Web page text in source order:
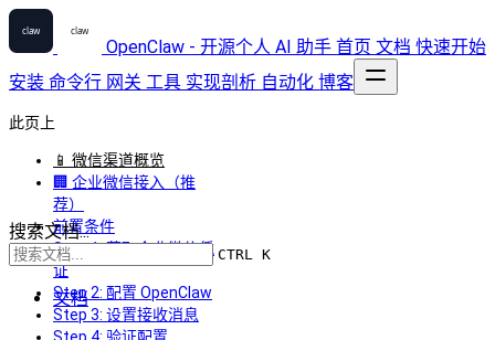
OpenClaw - 开源个人 AI 助手 首页 文档 快速开始
安装 命令行 网关 工具 实现剖析 自动化 博客
搜索文档...
CTRL K
文档
此页上
📱 微信渠道概览
🏢 企业微信接入（推
荐）
前置条件
Step 1: 获取企业微信凭
证
Step 2: 配置 OpenClaw
Step 3: 设置接收消息